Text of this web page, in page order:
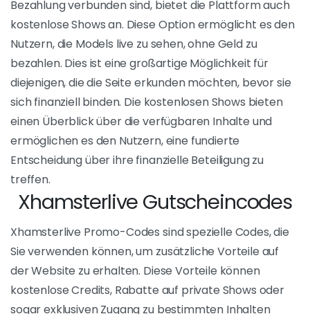
Geschmack entsprechen, und bietet so ein
persönlicheres Erlebnis.
Interaktivität
Ein bedeutender Vorteil von Xhamsterlive liegt in
seinem interaktiven Aspekt. Die Nutzer haben die
Möglichkeit, mit den Modellen in Echtzeit zu
interagieren. Sie können Fragen stellen,
Sonderwünsche äußern und sogar einige ihrer
Fantasien wahr werden sehen. Diese direkte
Interaktion schafft ein immersiveres Erlebnis und
der Shows eingebunden zu fühlen, was dem Ganzen
eine persönliche Dimension verleiht.
Kostenlos
Obwohl viele Dienste auf Xhamsterlive mit einer